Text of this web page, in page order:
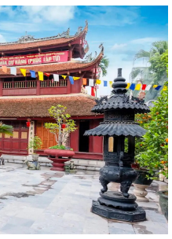
và kết nối thân nhân liệt sĩ, cựu
cụ thể; phương án bồi thường bồi
hiện Dự án đầu tư xây dựng cơ
hiện Dự án đầu tư xây dựng cơ
hiện Dự án đầu tư xây dựng cơ